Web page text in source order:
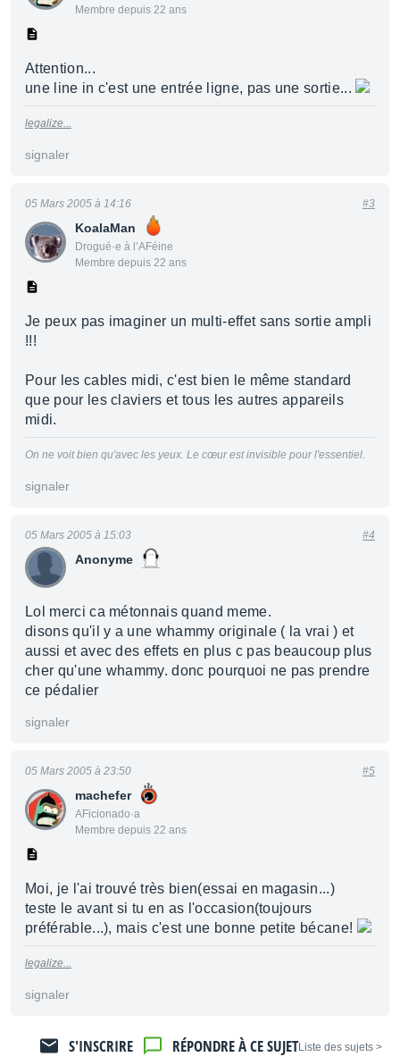
Membre depuis 22 ans
Attention...
une line in c'est une entrée ligne, pas une sortie...
legalize...
signaler
KoalaMan
Drogué·e à l’AFéine
Membre depuis 22 ans
05 Mars 2005 à 14:16 #3
Je peux pas imaginer un multi-effet sans sortie ampli
!!!
Pour les cables midi, c'est bien le même standard
que pour les claviers et tous les autres appareils
midi.
On ne voit bien qu'avec les yeux. Le cœur est invisible pour l'essentiel.
signaler
Anonyme
05 Mars 2005 à 15:03 #4
Lol merci ca métonnais quand meme.
disons qu'il y a une whammy originale ( la vrai ) et
aussi et avec des effets en plus c pas beaucoup plus
cher qu'une whammy. donc pourquoi ne pas prendre
ce pédalier
signaler
machefer
AFicionado·a
Membre depuis 22 ans
05 Mars 2005 à 23:50 #5
Moi, je l'ai trouvé très bien(essai en magasin...)
teste le avant si tu en as l'occasion(toujours
préférable...), mais c'est une bonne petite bécane!
legalize...
signaler
< Liste des sujets
RÉPONDRE À CE SUJET
S'INSCRIRE